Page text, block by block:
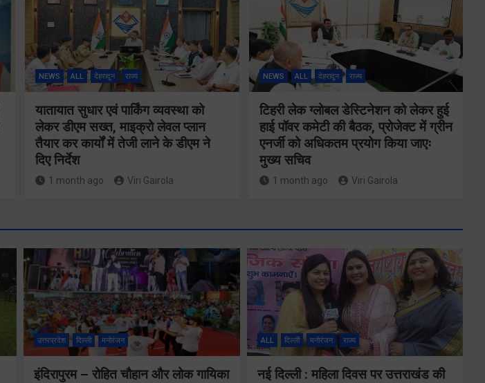
NEWS ALL देहरादून राज्य
यातायात सुधार एवं पार्किंग व्यवस्था को
लेकर डीएम सख्त, माइक्रो लेवल प्लान
तैयार कर कार्यों में तेजी लाने के डीएम ने
दिए निर्देश
1 month ago Viri Gairola
NEWS ALL देहरादून राज्य
टिहरी लेक ग्लोबल डेस्टिनेशन को लेकर हुई
हाई पॉवर कमेटी की बैठक, प्रोजेक्ट में ग्रीन
एनर्जी को अधिकतम प्रयोग किया जाएः
मुख्य सचिव
1 month ago Viri Gairola
उत्तरप्रदेश दिल्ली मनोरंजन
इंदिरापुरम – रोहित चौहान और लोक गायिका
ALL दिल्ली मनोरंजन राज्य
नई दिल्ली : महिला दिवस पर उत्तराखंड की
धर्मनगरी हुई
शिवभक्तों से
स्नान के दौरान
कांवडिया तेज